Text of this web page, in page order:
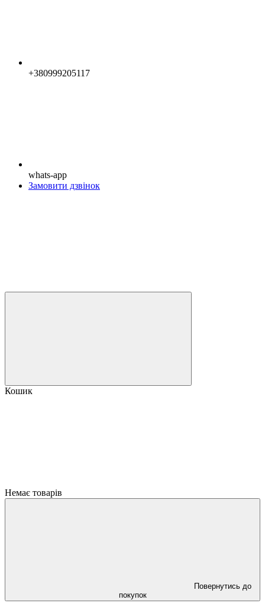
+380999205117
whats-app
Замовити дзвінок
Кошик
Немає товарів
Повернутись до
покупок